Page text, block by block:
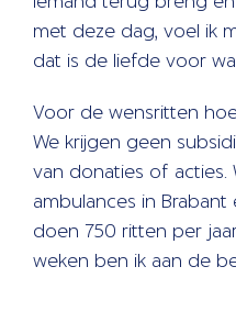
met deze dag, voel ik
dat is de liefde voor
Voor de wensritten
We krijgen geen
van donaties of acties.
ambulances in Brabant
doen 750 ritten per
weken ben ik aan de